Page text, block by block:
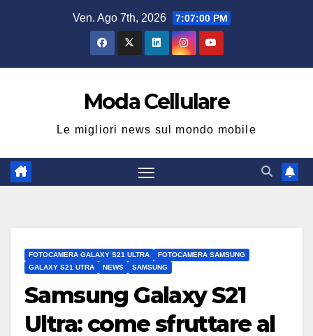
Ven. Ago 7th, 2026 7:07:01 PM
Moda Cellulare
Le migliori news sul mondo mobile
FOTOCAMERA GALAXY S21 ULTRA
FOTOCAMERA SAMSUNG
GALAXY S21 UTRA
NEWS SAMSUNG
Samsung Galaxy S21
Ultra: come sfruttare al